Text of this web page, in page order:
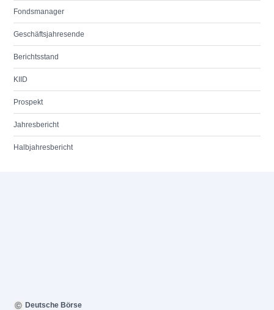
Fondsmanager
Geschäftsjahresende
Berichtsstand
KIID
Prospekt
Jahresbericht
Halbjahresbericht
Deutsche Börse